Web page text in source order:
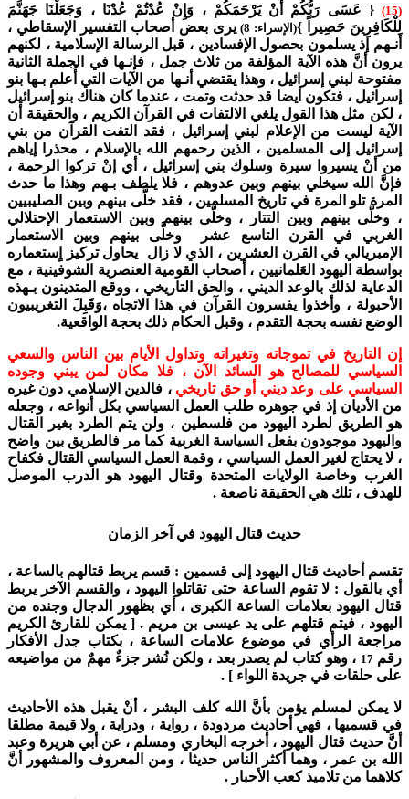
(15)
{ عَسَى رَبُّكُمْ أَنْ يَرْحَمَكُمْ ، وَإِنْ عُدْتُمْ عُدْنَا ، وَجَعَلْنَا جَهَنَّمَ
لِلْكَافِرِينَ حَصِيراً }(الإسراء: 8)
يرى بعض أصحاب التفسير الإسقاطي ،
أنـهم إذ يسلمون بحصول الإفسادين ، قبل الرسالة الإسلامية ، لكنهم
يرون أنَّ هذه الآية المؤلفة من ثلاث جمل ، فإنـها في الجملة الثانية
مفتوحة لبني إسرائيل ، وهذا يقتضي أنـها من الآيات التي أُعلم بـها بنو
إسرائيل ، فتكون أيضا قد حدثت وتمت ، عندما كان هناك بنو إسرائيل
، لكن مثل هذا القول يلغي الالتفات في القرآن الكريم ، والحقيقة أن
الآية ليست من الإعلام لبني إسرائيل ، فقد التفت القرآن من بني
إسرائيل إلى المسلمين ، الذين رحمهم الله بالإسلام ، محذرا إياهم
من أنْ يسيروا سيرة وسلوك بني إسرائيل ، أي إنْ تركوا الرحمة ،
فإنَّ الله سيخلي بينهم وبين عدوهم ، فلا يلطف بـهم وهذا ما حدث
المرة تلو المرة في تاريخ المسلمين ، فقد خلَّى بينهم وبين الصليبيين
، وخلَّى بينهم وبين التتار ، وخلَّى بينهم وبين الاستعمار الإحتلالي
الغربي في القرن التاسع عشر وخلَّى بينهم وبين الاستعمار
الإمبريالي في القرن العشرين ، الذي لا زال يحاول تركيز اٍستعماره
بواسطة اليهود العَلمانيين ، أصحاب القومية العنصرية الشوفينية ، مع
الدعاية لذلك بالوعد الديني ، والحق التاريخي ، ووقع المتدينون بـهذه
الأحبولة ، وأخذوا يفسرون القرآن في هذا الاتجاه ،وَقَبِلَ التغريبيون
الوضع نفسه بحجة التقدم ، وقبل الحكام ذلك بحجة الواقعية.
إن التاريخ في تموجاته وتغيراته وتداول الأيام بين الناس والسعي
السياسي للمصالح هو السائد الآن، فلا مكان لمن يبني وجوده
السياسي على وعد ديني أو حق تاريخي ، فالدين الإسلامي دون غيره
من الأديان إذ في جوهره طلب العمل السياسي بكل أنواعه ، وجعله
هو الطريق لطرد اليهود من فلسطين ، ولن يتم الطرد بغير القتال
واليهود موجودون بفعل السياسة الغربية كما مر فالطريق بين واضح
، لا يحتاج لغير العمل السياسي ، وقمة العمل السياسي القتال فكفاح
الغرب وخاصة الولايات المتحدة وقتال اليهود هو الدرب الموصل
للهدف ، تلك هي الحقيقة ناصعة .
حديث قتال اليهود في آخر الزمان
تقسم أحاديث قتال اليهود إلى قسمين : قسم يربط قتالهم بالساعة ،
أي بالقول : لا تقوم الساعة حتى تقاتلوا اليهود ، والقسم الآخر يربط
قتال اليهود بعلامات الساعة الكبرى ، أي بظهور الدجال وجنده من
اليهود ، فيتم قتلهم على يد عيسى بن مريم . [ يمكن للقارئ الكريم
مراجعة الرأي في موضوع علامات الساعة ، بكتاب جدل الأفكار
رقم17 ، وهو كتاب لم يصدر بعد ، ولكن نُشر جزءٌ مهمٌ من مواضيعه
على حلقات في جريدة اللواء ] .
لا يمكن لمسلم يؤمن بأنَّ الله كلف البشر ، أنْ يقبل هذه الأحاديث
في قسميها ، فهي أحاديث مردودة ، رواية ، ودراية ، ولا قيمة مطلقا
أنَّ حديث قتال اليهود ، أخرجه البخاري ومسلم ، عن أبي هريرة وعبد
الله بن عمر ، وهما أكثر الناس حديثا ، ومن المعروف والمشهور أنَّ
كلاهما من تلاميذ كعب الأحبار .